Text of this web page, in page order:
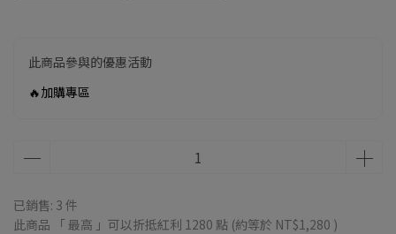
此商品參與的優惠活動
🔥加購專區
已銷售: 3 件
此商品 「 最高 」可以折抵紅利 1280 點 (約等於 NT$1,280 )